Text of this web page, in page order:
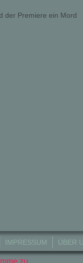
der Premiere ein Mord
IMPRESSUM ÜBER